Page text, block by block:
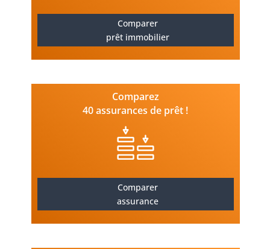
Comparer
prêt immobilier
Comparez
40 assurances de prêt !
Comparer
assurance